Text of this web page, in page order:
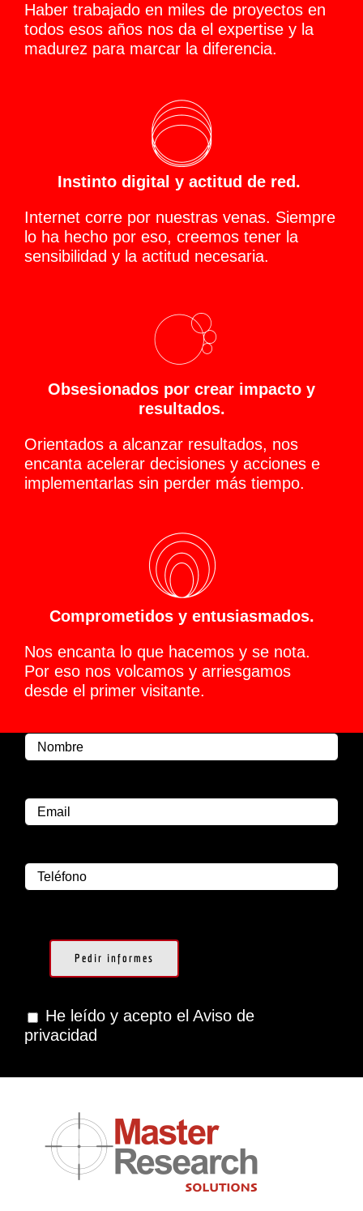
Haber trabajado en miles de proyectos en
todos esos años nos da el expertise y la
madurez para marcar la diferencia.
Instinto digital y actitud de red.
Internet corre por nuestras venas. Siempre
lo ha hecho por eso, creemos tener la
sensibilidad y la actitud necesaria.
Obsesionados por crear impacto y
resultados.
Orientados a alcanzar resultados, nos
encanta acelerar decisiones y acciones e
implementarlas sin perder más tiempo.
Comprometidos y entusiasmados.
Nos encanta lo que hacemos y se nota.
Por eso nos volcamos y arriesgamos
desde el primer visitante.
He leído y acepto el Aviso de
privacidad